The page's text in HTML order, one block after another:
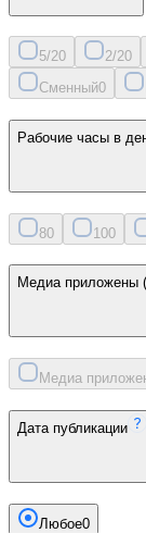
5/20 2/20
Сменный0
Рабочие часы в
80 100
Медиа приложены
Медиа
Дата публикации
Любое0